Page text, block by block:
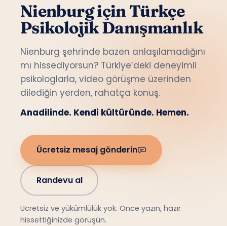
Nienburg için Türkçe
Psikolojik Danışmanlık
Nienburg şehrinde bazen anlaşılamadığını
mı hissediyorsun? Türkiye’deki deneyimli
psikologlarla, video görüşme üzerinden
dilediğin yerden, rahatça konuş.
Anadilinde. Kendi kültüründe. Hemen.
Ücretsiz mesaj gönderin
Randevu al
Ücretsiz ve yükümlülük yok. Önce yazın, hazır
hissettiğinizde görüşün.